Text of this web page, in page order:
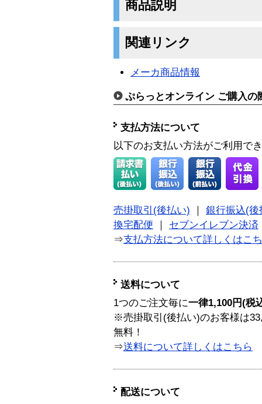
商品説明
関連リンク
メーカ商品情報
ぷらっとオンライン ご購入の
支払方法について
以下のお支払い方法がご利用で
売掛取引(後払い)
銀行振込(後
換宅配便
セブンイレブン決済
⇒支払方法について詳しくはこ
送料について
1つのご注文毎に一律1,100円(税
※売掛取引(後払い)のお客様は
無料！
⇒送料について詳しくはこちら
配送について